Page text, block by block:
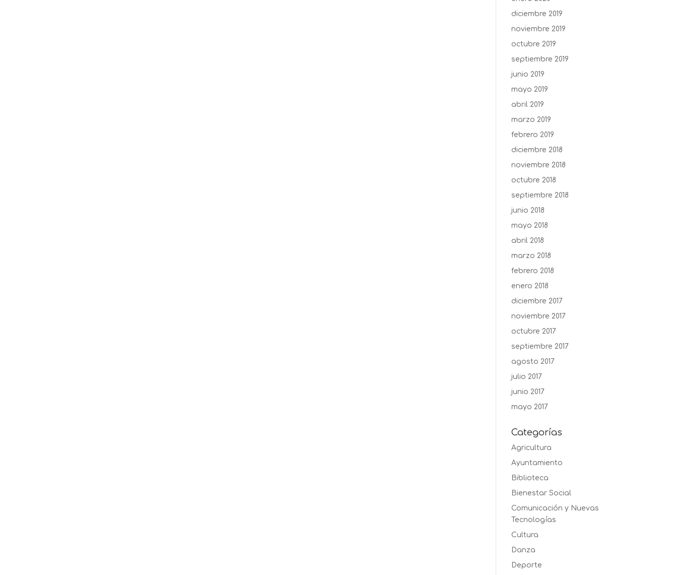
diciembre 2019
noviembre 2019
octubre 2019
septiembre 2019
junio 2019
mayo 2019
abril 2019
marzo 2019
febrero 2019
diciembre 2018
noviembre 2018
octubre 2018
septiembre 2018
junio 2018
mayo 2018
abril 2018
marzo 2018
febrero 2018
enero 2018
diciembre 2017
noviembre 2017
octubre 2017
septiembre 2017
agosto 2017
julio 2017
junio 2017
mayo 2017
Categorías
Agricultura
Ayuntamiento
Biblioteca
Bienestar Social
Comunicación y Nuevas
Tecnologías
Cultura
Danza
Deporte